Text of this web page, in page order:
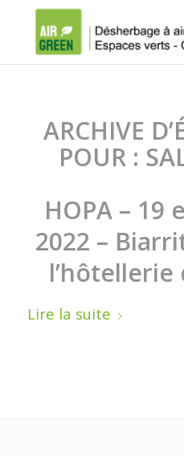
ARCHIVE
POUR :
HOPA – 19
2022 –
Lire la suite